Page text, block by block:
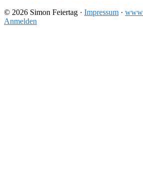
© 2026 Simon Feiertag · Impressum ·
Anmelden